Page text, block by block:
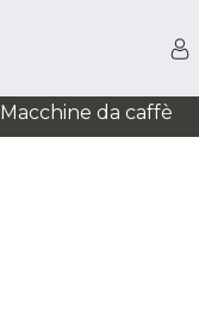
Macchine da caffè